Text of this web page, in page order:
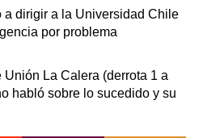
a dirigir a la Universidad Chile
por problema
Unión La Calera (derrota 1 a
habló sobre lo sucedido y su